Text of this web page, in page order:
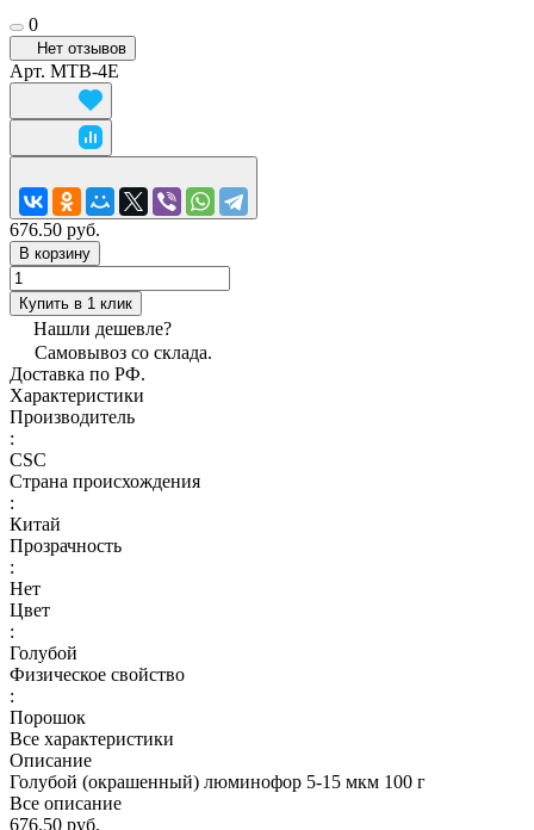
0
Нет отзывов
Арт. MTB-4Е
676.50 руб.
В корзину
Купить в 1 клик
Нашли дешевле?
Самовывоз со склада.
Доставка по РФ.
Характеристики
Производитель
:
CSC
Страна происхождения
:
Китай
Прозрачность
:
Нет
Цвет
:
Голубой
Физическое свойство
:
Порошок
Все характеристики
Описание
Голубой (окрашенный) люминофор 5-15 мкм 100 г
Все описание
676.50 руб.